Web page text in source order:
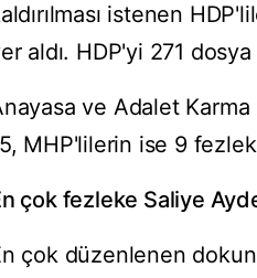
istenen
aldı. HDP'yi 271
ve Adalet
MHP'lilerin ise 9
çok fezleke Saliye
çok düzenlenen